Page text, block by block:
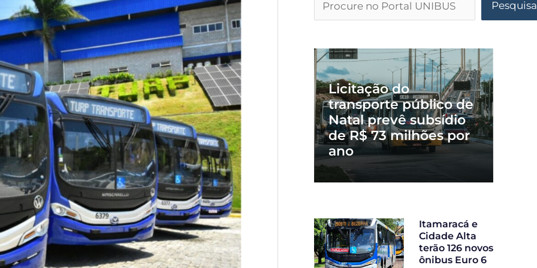
Licitação do
transporte público de
Natal prevê subsídio
de R$ 73 milhões por
ano
Itamaracá e
Cidade Alta
terão 126 novos
ônibus Euro 6